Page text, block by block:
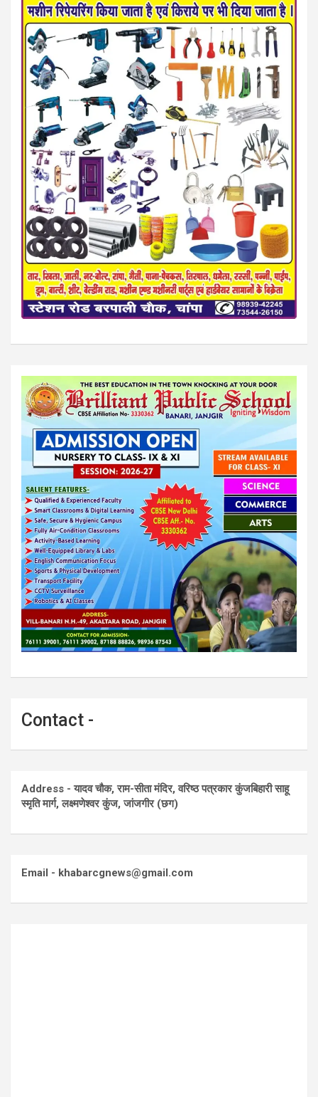
Contact -
Address - यादव चौक, राम-सीता मंदिर, वरिष्ठ पत्रकार कुंजबिहारी साहू
स्मृति मार्ग, लक्ष्मणेश्वर कुंज, जांजगीर (छग)
Email - khabarcgnews@gmail.com